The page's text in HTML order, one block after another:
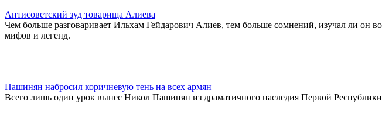
Антисоветский зуд товарища Алиева
Чем больше разговаривает Ильхам Гейдарович Алиев, тем больше сомнений, изучал ли он
мифов и легенд.
Пашинян набросил коричневую тень на всех армян
Всего лишь один урок вынес Никол Пашинян из драматичного наследия Первой